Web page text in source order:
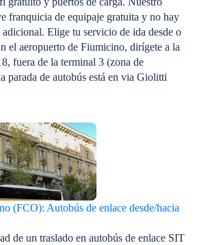
franquicia de equipaje gratuita y no hay
Elige tu servicio de ida desde o
el aeropuerto de Fiumicino, dirígete a la
fuera de la terminal 3 (zona de
parada de autobús está en via Giolitti
(FCO): Autobús de enlace desde/hacia
de un traslado en autobús de enlace SIT